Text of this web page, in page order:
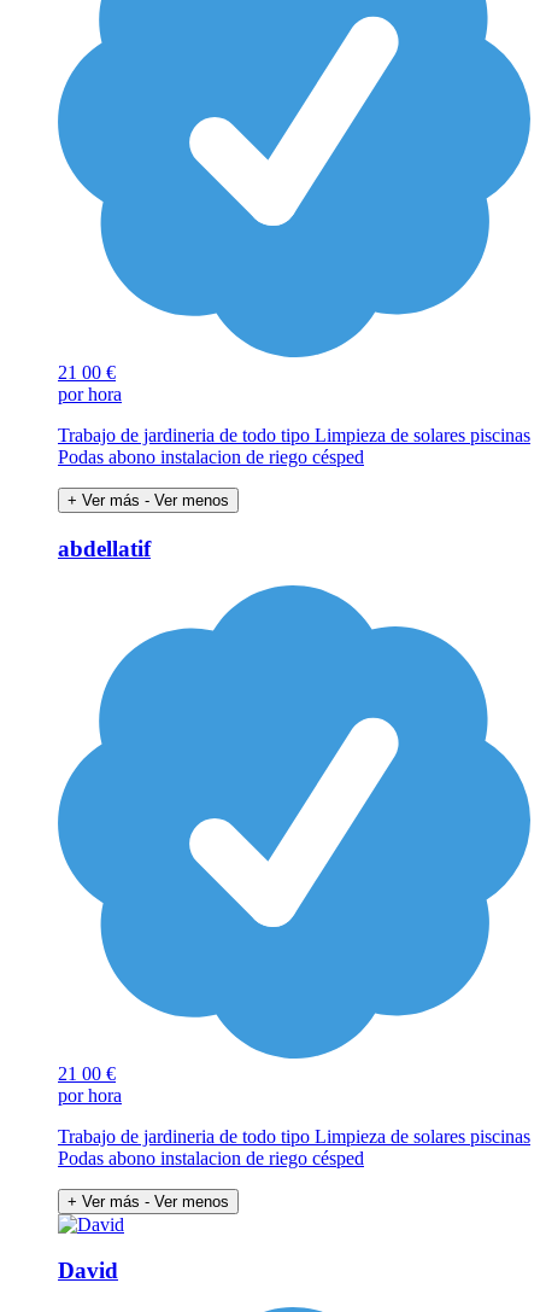
21 00 €
por hora
Trabajo de jardineria de todo tipo Limpieza de solares piscinas
Podas abono instalacion de riego césped
+ Ver más - Ver menos
abdellatif
21 00 €
por hora
Trabajo de jardineria de todo tipo Limpieza de solares piscinas
Podas abono instalacion de riego césped
+ Ver más - Ver menos
David